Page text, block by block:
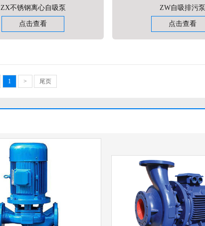
ZX不锈钢离心自吸泵
点击查看
ZW自吸排污泵
点击查看
1 > 尾页